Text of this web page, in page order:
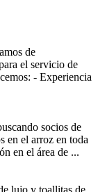
de
el servicio de
- Experiencia
socios de
en el arroz en toda
en el área de ...
lujo y toallitas de